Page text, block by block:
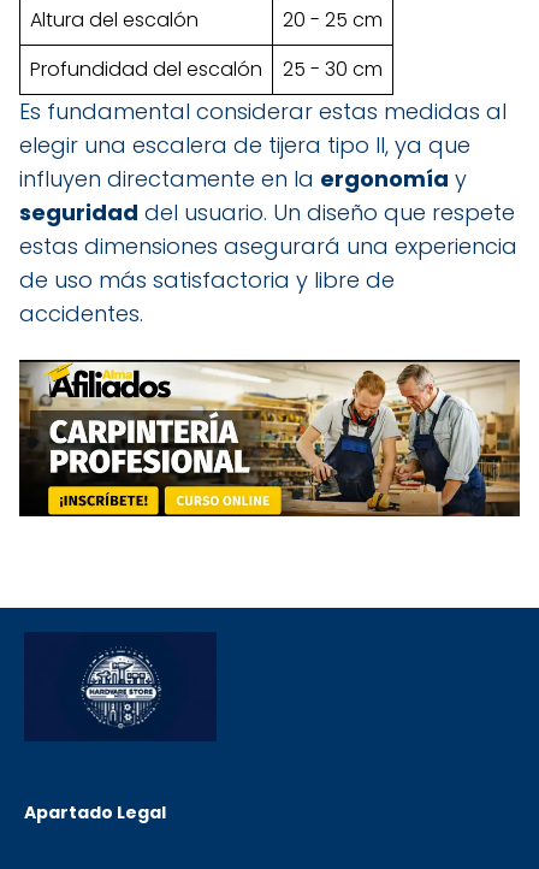
Altura del escalón
20 - 25 cm
Profundidad del escalón
25 - 30 cm
Es fundamental considerar estas medidas al
elegir una escalera de tijera tipo II, ya que
influyen directamente en la ergonomía y
seguridad del usuario. Un diseño que respete
estas dimensiones asegurará una experiencia
de uso más satisfactoria y libre de
accidentes.
Apartado Legal